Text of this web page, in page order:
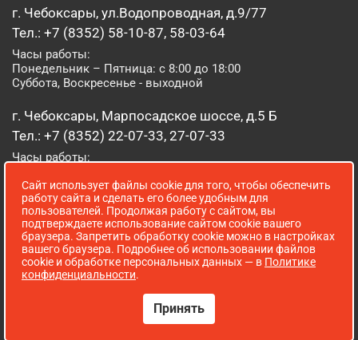
г. Чебоксары, ул.Водопроводная, д.9/77
Тел.: +7 (8352) 58-10-87, 58-03-64
Часы работы:
Понедельник – Пятница: с 8:00 до 18:00
Суббота, Воскресенье - выходной
г. Чебоксары, Марпосадское шоссе, д.5 Б
Тел.: +7 (8352) 22-07-33, 27-07-33
Часы работы:
Суббота, Воскресенье: с 8:00 до 16:00
г. Йошкар-Ола, ул. Луначарского, д. 52 А
Тел.: (8362) 41-07-31
Часы работы:
Понедельник – Пятница: с 8:00 до 18:00
Сопровождение сайта WebStroy
Сайт использует файлы cookie для того, чтобы обеспечить
работу сайта и сделать его более удобным для
пользователей. Продолжая работу с сайтом, вы
подтверждаете использование сайтом cookie вашего
браузера. Запретить обработку cookie можно в настройках
вашего браузера. Подробнее об использовании файлов
cookie и обработке персональных данных — в Политике
конфиденциальности.
Принять